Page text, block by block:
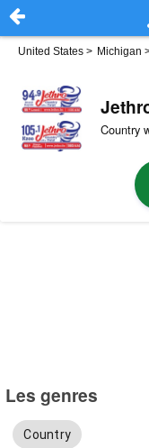
United States > Michigan
Country
Les genres
Country